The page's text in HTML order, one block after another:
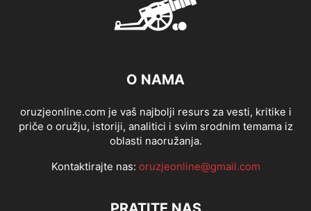
O NAMA
oruzjeonline.com je vaš najbolji resurs za vesti, kritike i
priče o oružju, istoriji, analitici i svim srodnim temama iz
oblasti naoružanja.
Kontaktirajte nas: oruzjeonline@gmail.com